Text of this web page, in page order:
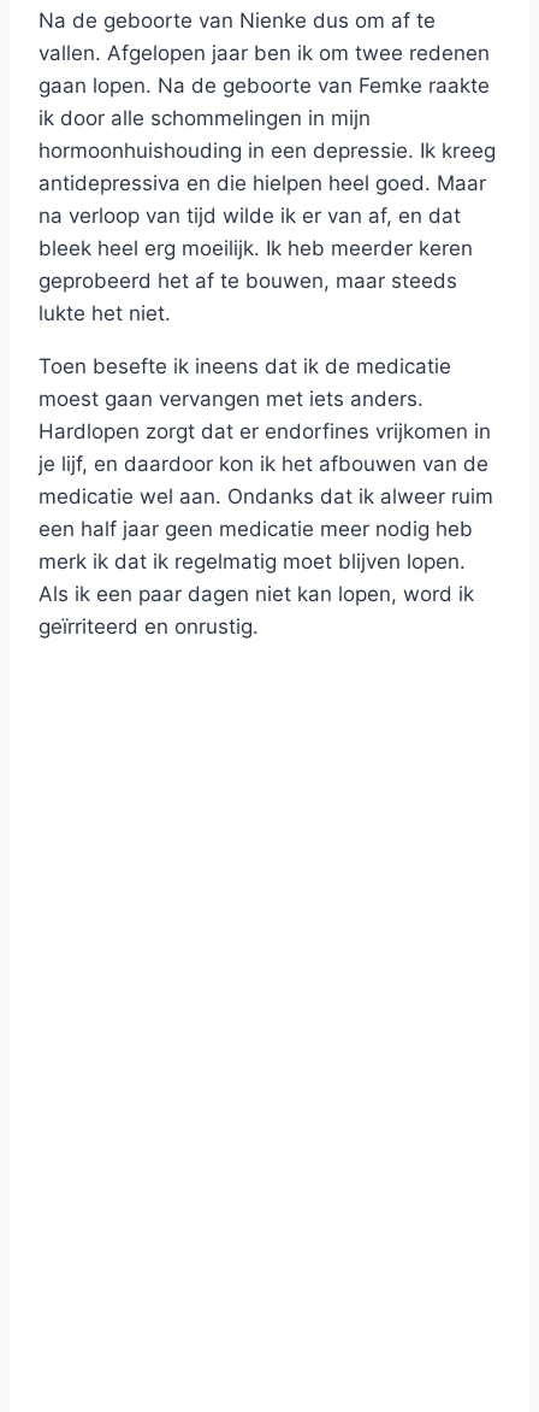
Na de geboorte van Nienke dus om af te
vallen. Afgelopen jaar ben ik om twee redenen
gaan lopen. Na de geboorte van Femke raakte
ik door alle schommelingen in mijn
hormoonhuishouding in een depressie. Ik kreeg
antidepressiva en die hielpen heel goed. Maar
na verloop van tijd wilde ik er van af, en dat
bleek heel erg moeilijk. Ik heb meerder keren
geprobeerd het af te bouwen, maar steeds
lukte het niet.
Toen besefte ik ineens dat ik de medicatie
moest gaan vervangen met iets anders.
Hardlopen zorgt dat er endorfines vrijkomen in
je lijf, en daardoor kon ik het afbouwen van de
medicatie wel aan. Ondanks dat ik alweer ruim
een half jaar geen medicatie meer nodig heb
merk ik dat ik regelmatig moet blijven lopen.
Als ik een paar dagen niet kan lopen, word ik
geïrriteerd en onrustig.